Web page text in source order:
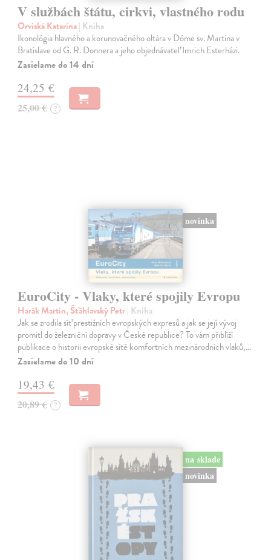
V službách štátu, cirkvi, vlastného rodu
Orviská Katarína| Kniha
Ikonológia hlavného a korunovačného oltára v Dóme sv. Martina v
Bratislave od G. R. Donnera a jeho objednávateľ Imrich Esterházi.
Zasielame do 14 dní
24,25 €
25,00 € ?
novinka
EuroCity - Vlaky, které spojily Evropu
Harák Martin, Šťáhlavský Petr| Kniha
Jak se zrodila síť prestižních evropských expresů a jak se její vývoj
promítl do železniční dopravy v České republice? To vám přiblíží
publikace o historii evropské sítě komfortních mezinárodních vlaků,…
Zasielame do 10 dní
19,43 €
20,89 € ?
na sklade
novinka